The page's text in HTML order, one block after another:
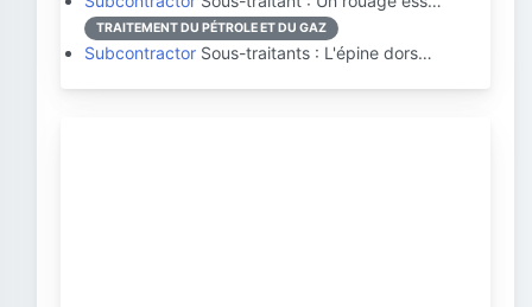
TRAITEMENT DU PÉTROLE ET DU GAZ
Subcontractor Sous-traitants : L'épine dors…